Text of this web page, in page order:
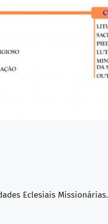
Eclesiais Missionárias.